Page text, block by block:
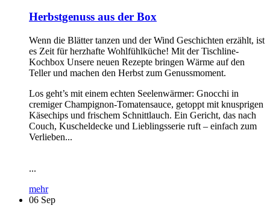
Herbstgenuss aus der Box
Wenn die Blätter tanzen und der Wind Geschichten erzählt, ist
es Zeit für herzhafte Wohlfühlküche! Mit der Tischline-
Kochbox Unsere neuen Rezepte bringen Wärme auf den
Teller und machen den Herbst zum Genussmoment.
Los geht’s mit einem echten Seelenwärmer: Gnocchi in
cremiger Champignon-Tomatensauce, getoppt mit knusprigen
Käsechips und frischem Schnittlauch. Ein Gericht, das nach
Couch, Kuscheldecke und Lieblingsserie ruft – einfach zum
Verlieben...
...
mehr
06 Sep